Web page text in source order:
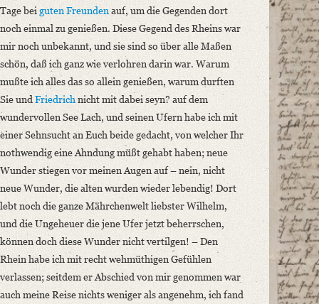
Manuscript
Provider: Dresden, Sächsische Landesbibliothek - Staats- und
OAI Id: APP2712-Bd-8
Classification Number: Mscr.Dresd.App.2712,B,I,8
Number of Pages: 4 S. auf Doppelbl., hs. m. U.
Format: 20,5 x 12,6 cm
Language
German
Tage bei guten Freundenauf, um die Gegenden dort
noch einmal zu genießen. Diese Gegend des Rheins war
mir noch unbekannt, und sie sind so über alle Maßen
schön, daß ich ganz wie verlohren darin war. Warum
mußte ich alles das so allein genießen, warum durften
Sie und Friedrichnicht mit dabei seyn? auf dem
wundervollen See Lach, und seinen Ufern habe ich mit
einer Sehnsucht an Euch beide gedacht, von welcher Ihr
nothwendig eine Ahndung müßt gehabt haben; neue
Wunder stiegen vor meinen Augen auf – nein, nicht
neue Wunder, die alten wurden wieder lebendig! Dort
lebt noch die ganze Mährchenwelt liebster Wilhelm,
und die Ungeheuer die jene Ufer jetzt beherrschen,
können doch diese Wunder nicht vertilgen! –Den
Rhein habe ich mit recht wehmüthigen Gefühlen
verlassen; seitdem er Abschied von mir genommen war
auch meine Reise nichts weniger als angenehm, ich fand